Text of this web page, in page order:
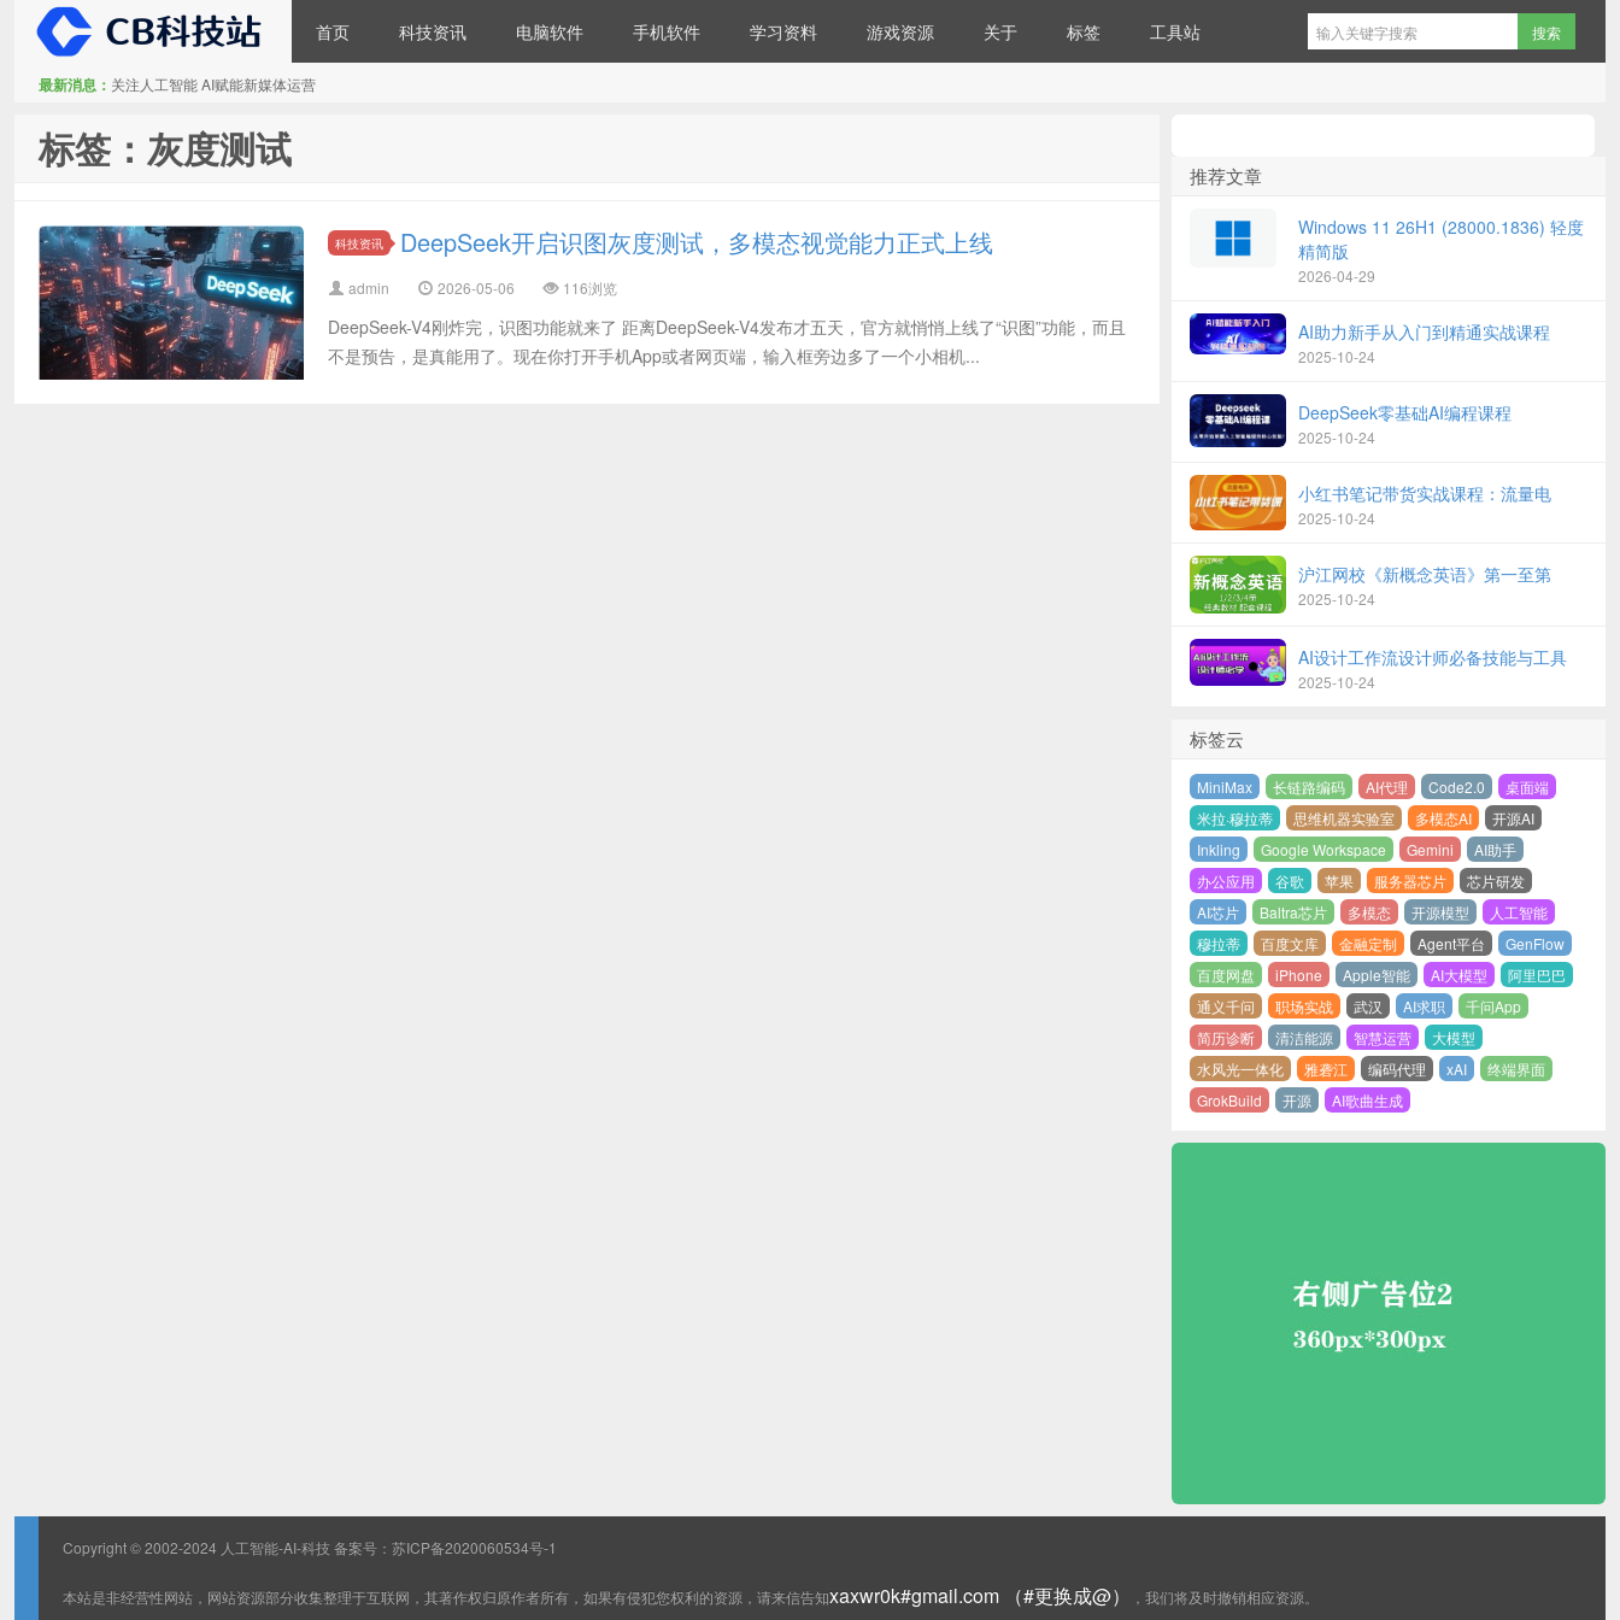
CB科技站
首页 科技资讯 电脑软件 手机软件 学习资料 游戏资源 关于 标签 工具站
最新消息： 关注人工智能 AI赋能新媒体运营
标签：灰度测试
科技资讯 DeepSeek开启识图灰度测试，多模态视觉能力正式上线
admin 2026-05-06 116浏览
DeepSeek-V4刚炸完，识图功能就来了 距离DeepSeek-V4发布才五天，官方就悄悄上线了“识图”功能，而且
不是预告，是真能用了。现在你打开手机App或者网页端，输入框旁边多了一个小相机...
推荐文章
Windows 11 26H1 (28000.1836) 轻度
精简版
2026-04-29
AI助力新手从入门到精通实战课程
2025-10-24
DeepSeek零基础AI编程课程
2025-10-24
小红书笔记带货实战课程：流量电
2025-10-24
沪江网校《新概念英语》第一至第
2025-10-24
AI设计工作流设计师必备技能与工具
2025-10-24
标签云
MiniMax 长链路编码 AI代理 Code2.0
桌面端
米拉·穆拉蒂
思维机器实验室 多模态AI
开源AI
Inkling
Google Workspace Gemini
AI助手
办公应用
谷歌 苹果 服务器芯片
芯片研发
AI芯片
Baltra芯片 多模态 开源模型
人工智能
穆拉蒂
百度文库 金融定制 Agent平台
GenFlow
百度网盘
iPhone Apple智能 AI大模型
阿里巴巴
通义千问
职场实战 武汉 AI求职
千问App
简历诊断
清洁能源 智慧运营
大模型
水风光一体化
雅砻江 编码代理 xAI
终端界面
GrokBuild
开源 AI歌曲生成
Copyright © 2002-2024 人工智能-AI-科技 备案号： 苏ICP备2020060534号-1
本站是非经营性网站，网站资源部分收集整理于互联网，其著作权归原作者所有，如果有侵犯您权利的资源，请来信告知xaxwr0k#gmail.com （#更换成@） ，我们将及时撤销相应资源。